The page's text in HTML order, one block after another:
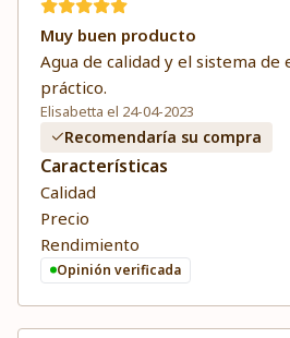
Muy buen producto
Agua de calidad y el sistema de
práctico.
Elisabetta el 24-04-2023
Recomendaría su compra
Características
Calidad
Precio
Rendimiento
Opinión verificada